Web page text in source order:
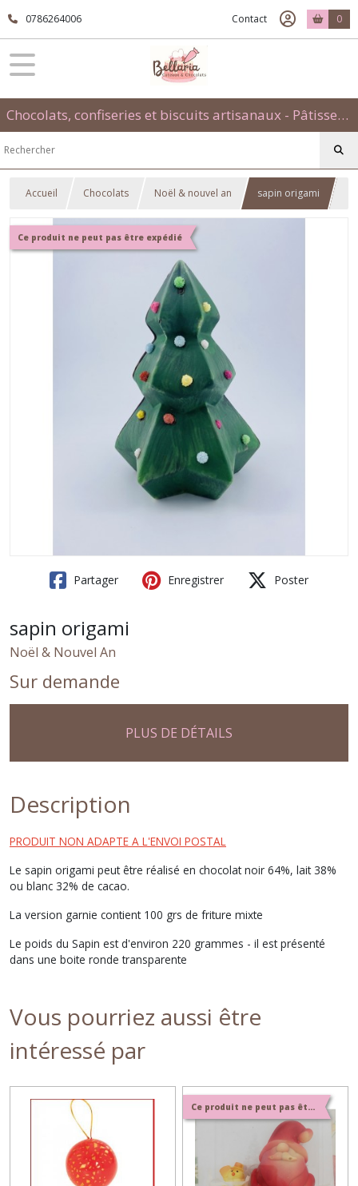
0786264006 Contact 0
Chocolats, confiseries et biscuits artisanaux - Pâtisseries évènementielles et traditionnelles
Accueil Chocolats Noël & nouvel an sapin origami
Ce produit ne peut pas être expédié
Partager Enregistrer Poster
sapin origami
Noël & Nouvel An
Sur demande
PLUS DE DÉTAILS
Description
PRODUIT NON ADAPTE A L'ENVOI POSTAL
Le sapin origami peut être réalisé en chocolat noir 64%, lait 38%
ou blanc 32% de cacao.
La version garnie contient 100 grs de friture mixte
Le poids du Sapin est d'environ 220 grammes - il est présenté
dans une boite ronde transparente
Vous pourriez aussi être
intéressé par
Ce produit ne peut pas être expédié